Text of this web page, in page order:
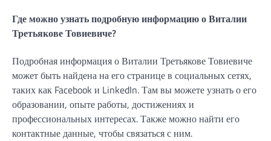
Где можно узнать подробную информацию о Виталии
Третьякове Товиевиче?
Подробная информация о Виталии Третьякове Товиевиче
может быть найдена на его странице в социальных сетях,
таких как Facebook и LinkedIn. Там вы можете узнать о его
образовании, опыте работы, достижениях и
профессиональных интересах. Также можно найти его
контактные данные, чтобы связаться с ним.